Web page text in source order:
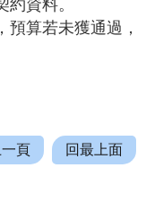
資料。
算若未獲通過，
頁 回最上面